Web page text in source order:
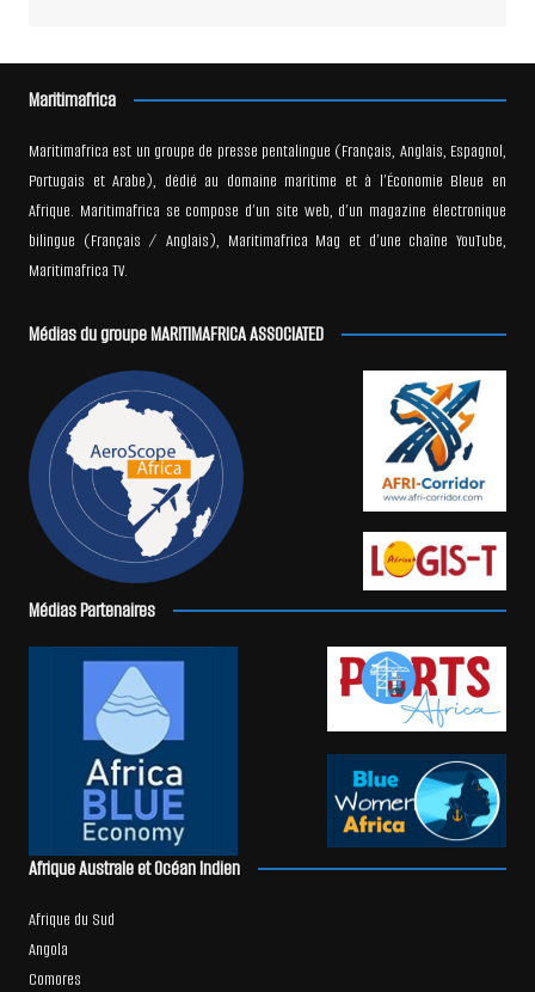
Maritimafrica
Maritimafrica est un groupe de presse pentalingue (Français, Anglais, Espagnol,
Portugais et Arabe), dédié au domaine maritime et à l’Économie Bleue en
Afrique. Maritimafrica se compose d’un site web, d’un magazine électronique
bilingue (Français / Anglais), Maritimafrica Mag et d’une chaîne YouTube,
Maritimafrica TV.
Médias du groupe MARITIMAFRICA ASSOCIATED
Médias Partenaires
Afrique Australe et Océan Indien
Afrique du Sud
Angola
Comores